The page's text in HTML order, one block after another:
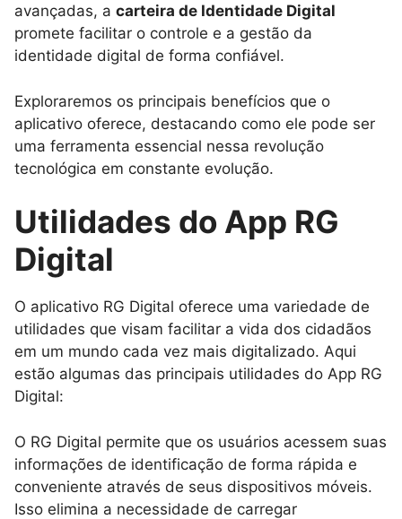
avançadas, a carteira de Identidade Digital
promete facilitar o controle e a gestão da
identidade digital de forma confiável.
Exploraremos os principais benefícios que o
aplicativo oferece, destacando como ele pode ser
uma ferramenta essencial nessa revolução
tecnológica em constante evolução.
Utilidades do App RG
Digital
O aplicativo RG Digital oferece uma variedade de
utilidades que visam facilitar a vida dos cidadãos
em um mundo cada vez mais digitalizado. Aqui
estão algumas das principais utilidades do App RG
Digital:
O RG Digital permite que os usuários acessem suas
informações de identificação de forma rápida e
conveniente através de seus dispositivos móveis.
Isso elimina a necessidade de carregar